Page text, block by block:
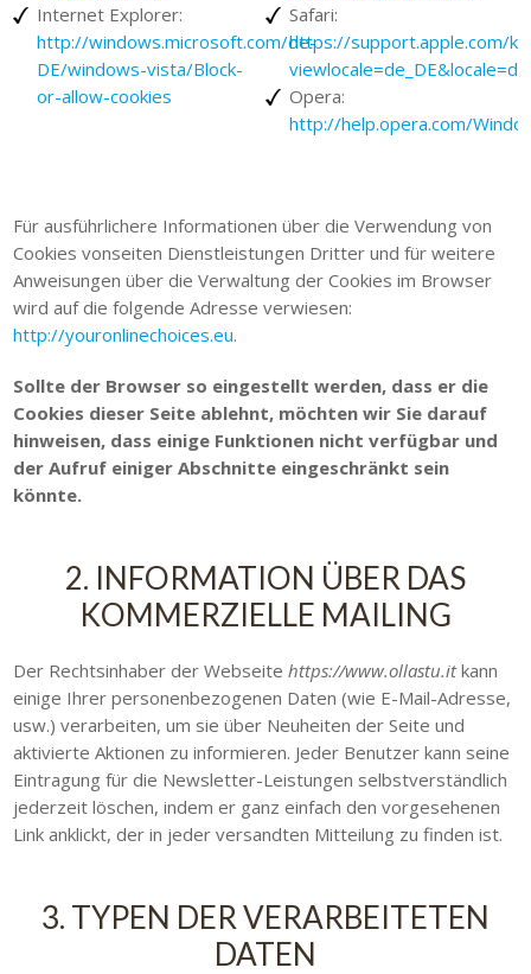
Internet Explorer:
http://windows.microsoft.com/de-
DE/windows-vista/Block-
or-allow-cookies
Safari:
https://support.apple.com/
Opera:
http://help.opera.com/
Für ausführlichere Informationen über die Verwendung von
Cookies vonseiten Dienstleistungen Dritter und für weitere
Anweisungen über die Verwaltung der Cookies im Browser
wird auf die folgende Adresse verwiesen:
http://youronlinechoices.eu.
Sollte der Browser so eingestellt werden, dass er die
Cookies dieser Seite ablehnt, möchten wir Sie darauf
hinweisen, dass einige Funktionen nicht verfügbar und
der Aufruf einiger Abschnitte eingeschränkt sein
könnte.
2. INFORMATION ÜBER DAS
KOMMERZIELLE MAILING
Der Rechtsinhaber der Webseite https://www.ollastu.itkann
einige Ihrer personenbezogenen Daten (wie E-Mail-Adresse,
usw.) verarbeiten, um sie über Neuheiten der Seite und
aktivierte Aktionen zu informieren. Jeder Benutzer kann seine
Eintragung für die Newsletter-Leistungen selbstverständlich
jederzeit löschen, indem er ganz einfach den vorgesehenen
Link anklickt, der in jeder versandten Mitteilung zu finden ist.
3. TYPEN DER VERARBEITETEN
DATEN